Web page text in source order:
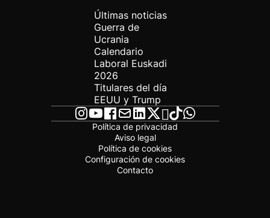
Últimas noticias
Guerra de
Ucrania
Calendario
Laboral Euskadi
2026
Titulares del día
EEUU y Trump
Política de privacidad
Aviso legal
Política de cookies
Configuración de cookies
Contacto